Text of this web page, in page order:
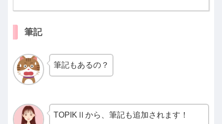
筆記
筆記もあるの？
TOPIKⅡから、筆記も追加されます！